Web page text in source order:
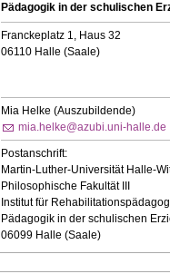
Pädagogik in der schulischen
Franckeplatz 1, Haus 32
06110 Halle (Saale)
Mia Helke (Auszubildende)
mia.helke@azubi.uni-halle.de
Postanschrift:
Martin-Luther-Universität Halle-
Philosophische Fakultät III
Institut für
Pädagogik in der schulischen
06099 Halle (Saale)